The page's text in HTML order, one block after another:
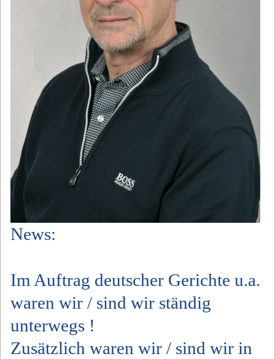
News:
Im Auftrag deutscher Gerichte u.a.
waren wir / sind wir ständig
unterwegs !
Zusätzlich waren wir / sind wir in